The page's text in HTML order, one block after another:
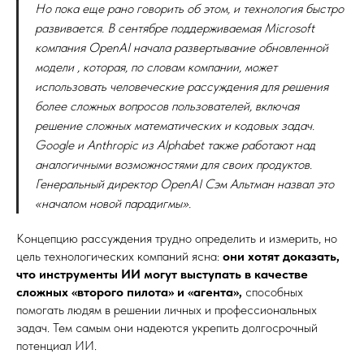
Но пока еще рано говорить об этом, и технология быстро
развивается. В сентябре поддерживаемая Microsoft
компания OpenAI начала развертывание обновленной
модели , которая, по словам компании, может
использовать человеческие рассуждения для решения
более сложных вопросов пользователей, включая
решение сложных математических и кодовых задач.
Google и Anthropic из Alphabet также работают над
аналогичными возможностями для своих продуктов.
Генеральный директор OpenAI Сэм Альтман назвал это
«началом новой парадигмы».
Концепцию рассуждения трудно определить и измерить, но
цель технологических компаний ясна: они хотят доказать,
что инструменты ИИ могут выступать в качестве
сложных «второго пилота» и «агента», способных
помогать людям в решении личных и профессиональных
задач. Тем самым они надеются укрепить долгосрочный
потенциал ИИ.